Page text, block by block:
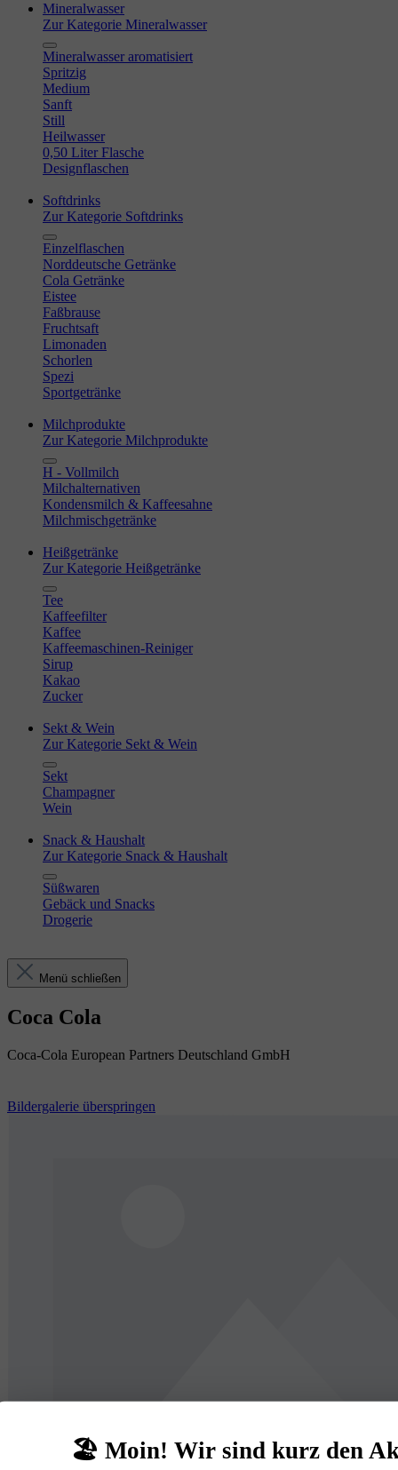
Mineralwasser
Zur Kategorie Mineralwasser
Mineralwasser aromatisiert
Spritzig
Medium
Sanft
Still
Heilwasser
0,50 Liter Flasche
Designflaschen
Softdrinks
Zur Kategorie Softdrinks
Einzelflaschen
Norddeutsche Getränke
Cola Getränke
Eistee
Faßbrause
Fruchtsaft
Limonaden
Schorlen
Spezi
Sportgetränke
Milchprodukte
Zur Kategorie Milchprodukte
H - Vollmilch
Milchalternativen
Kondensmilch & Kaffeesahne
Milchmischgetränke
Heißgetränke
Zur Kategorie Heißgetränke
Tee
Kaffeefilter
Kaffee
Kaffeemaschinen-Reiniger
Sirup
Kakao
Zucker
Sekt & Wein
Zur Kategorie Sekt & Wein
Sekt
Champagner
Wein
Snack & Haushalt
Zur Kategorie Snack & Haushalt
Süßwaren
Gebäck und Snacks
Drogerie
Menü schließen
Coca Cola
Coca-Cola European Partners Deutschland GmbH
Bildergalerie überspringen
🏖️ Moin! Wir sind kurz den